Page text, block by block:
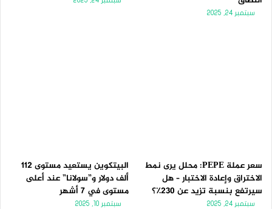
سبتمبر 24, 2025
سعر عملة PEPE: محلل يرى نمط
الاختراق وإعادة الاختبار – هل
سيرتفع بنسبة تزيد عن 230٪؟
سبتمبر 24, 2025
البيتكوين يستعيد مستوى 112
ألف دولار و”سولانا” عند أعلى
مستوى في 7 أشهر
سبتمبر 10, 2025